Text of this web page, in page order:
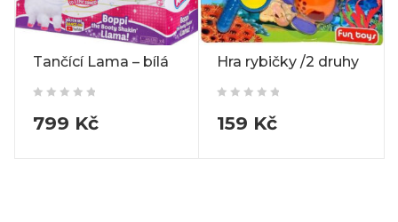
Tančící Lama – bílá
799 Kč
Hra rybičky /2 druhy
159 Kč